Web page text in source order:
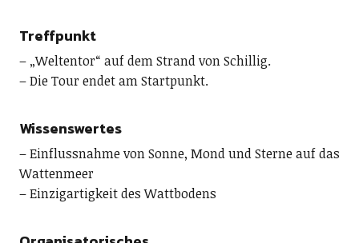
Treffpunkt
– „Weltentor“ auf dem Strand von Schillig.
– Die Tour endet am Startpunkt.
Wissenswertes
– Einflussnahme von Sonne, Mond und Sterne auf das
Wattenmeer
– Einzigartigkeit des Wattbodens